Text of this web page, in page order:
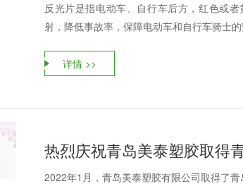
反光片是指电动车、自行车后方，红色或
射，降低事故率，保障电动车和自行车骑士
详情 >>
热烈庆祝青岛美泰塑胶取得
2022年1月，青岛美泰塑胶有限公司取得了青